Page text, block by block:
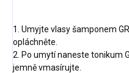
1. Umyjte vlasy šamponem
opláchněte.
2. Po umytí naneste tonikum
jemně vmasírujte.